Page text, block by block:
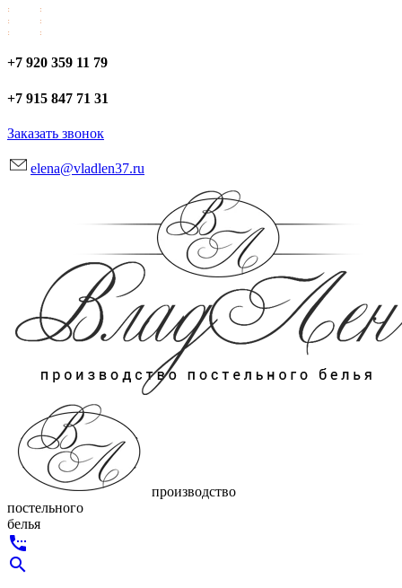
+7 920 359 11 79
+7 915 847 71 31
Заказать звонок
elena@vladlen37.ru
производство
постельного
белья
settings_phone
search